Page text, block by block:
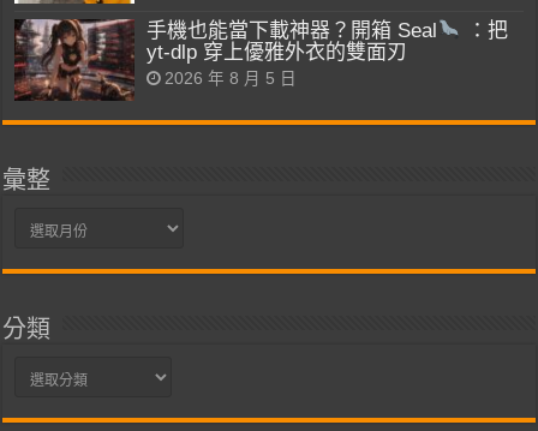
手機也能當下載神器？開箱 Seal
：把
yt-dlp 穿上優雅外衣的雙面刃
2026 年 8 月 5 日
彙整
彙
分類
分